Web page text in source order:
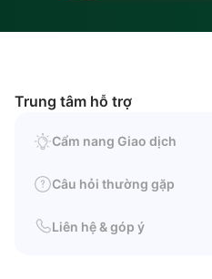
Trung tâm hỗ trợ
Cẩm nang Giao dịch
Câu hỏi thường gặp
Liên hệ & góp ý